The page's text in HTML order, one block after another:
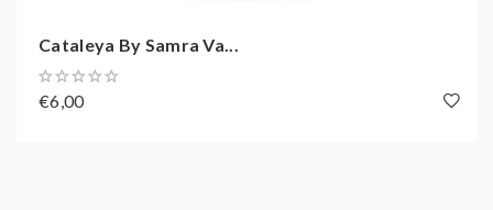
Nikotinstärke:
Geschmack:
Cataleya By Samra Va...
€6,00